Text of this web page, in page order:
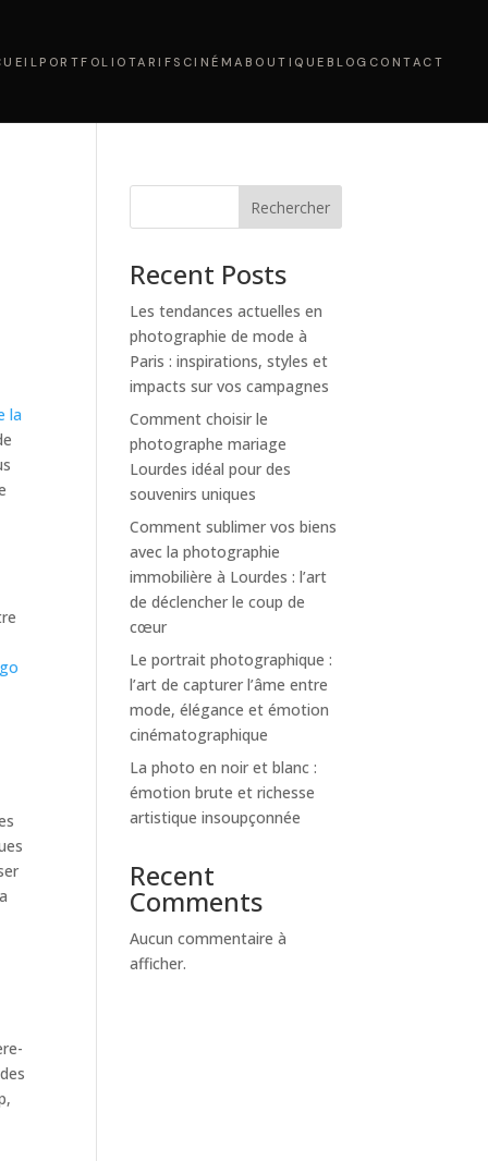
PORTFOLIO TARIFS CINÉMA BOUTIQUE BLOG CONTACT
la
Rechercher
Recent Posts
Les tendances actuelles en
photographie de mode à
Paris : inspirations, styles et
impacts sur vos campagnes
Comment choisir le
photographe mariage
Lourdes idéal pour des
souvenirs uniques
Comment sublimer vos biens
avec la photographie
immobilière à Lourdes : l’art
de déclencher le coup de
cœur
Le portrait photographique :
l’art de capturer l’âme entre
mode, élégance et émotion
cinématographique
La photo en noir et blanc :
émotion brute et richesse
artistique insoupçonnée
Recent
Comments
Aucun commentaire à
afficher.